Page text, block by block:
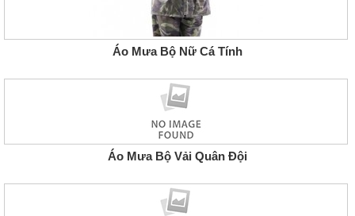
Áo Mưa Bộ Nữ Cá Tính
Áo Mưa Bộ Vải Quân Đội